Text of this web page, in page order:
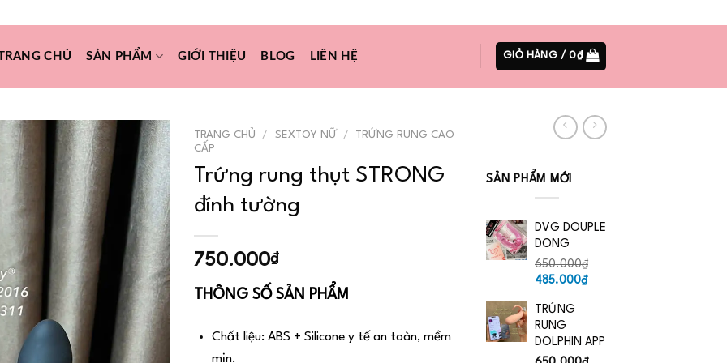
CHỦ SẢN PHẨM GIỚI THIỆU BLOG LIÊN HỆ GIỎ HÀNG /0₫
Add to
wishlist
TRANG CHỦ / SEXTOY NỮ /
TRỨNG RUNG CAO
CẤP
Trứng rung thụt STRONG
đính tường
750.000₫
THÔNG SỐ SẢN PHẨM
Chất liệu: ABS + Silicone y tế an toàn, mềm
mịn.
SẢN PHẨM MỚI
DVG DOUPLE
DONG
650.000₫
Giá
là:
650.000₫.
485.000₫Giá
485.000₫.
TRỨNG
RUNG
DOLPHIN APP